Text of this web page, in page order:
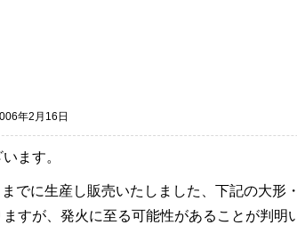
年2月16日
ます。
でに生産し販売いたしました、下記の大形
すが、発火に至る可能性があることが判